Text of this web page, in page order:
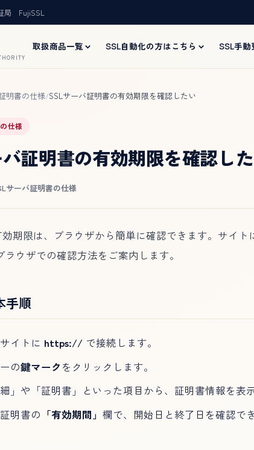
局 FujiSSL
取扱商品一覧 SSL自動化の方はこちら SSL手動
明書の仕様/SSLサーバ証明書の有効期限を確認したい
仕様
証明書の有効期限を確認し
サーバ証明書の仕様
期限は、ブラウザから簡単に確認できます。サイ
ラウザでの確認方法をご案内します。
手順
イトに https:// で接続します。
の鍵マーク をクリックします。
細」や「証明書」といった項目から、証明書情報を表
明書の 「有効期間」 欄で、開始日と終了日を確認でき